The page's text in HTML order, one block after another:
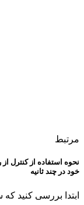
مرتبط
خود در چند ثانیه
ابتدا بررسی کنید